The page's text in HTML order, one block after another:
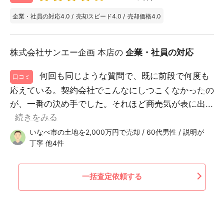
企業・社員の対応4.0 / 売却スピード4.0 / 売却価格4.0
株式会社サンエー企画 本店の 企業・社員の対応
口コミ
何回も同じような質問で、既に前段で何度も
応えている。契約会社でこんなにしつこくなかったの
が、一番の決め手でした。それほど商売気が表に出...
続きをみる
いなべ市の土地を2,000万円で売却 / 60代男性 / 説明が
丁寧 他4件
一括査定依頼する